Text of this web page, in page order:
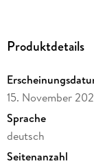
der Nazis wird
Welten schützen.
Victor schließt
dem Widerstand
Waffen zu schlagen.
Dabei wird Victor
niemals wieder
Produktdetails
15. November
Sprache
deutsch
Seitenanzahl